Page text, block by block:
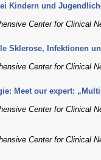
Kindern und
Center for Clinical
Sklerose, Infektionen
Center for Clinical
Meet our expert:
Center for Clinical
Center for Clinical